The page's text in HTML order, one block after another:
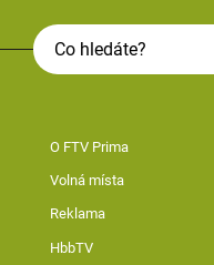
O FTV Prima
Volná místa
Reklama
HbbTV